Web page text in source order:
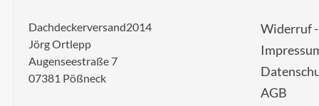
Dachdeckerversand2014
Jörg Ortlepp
Augenseestraße 7
07381 Pößneck
Widerruf
AGB